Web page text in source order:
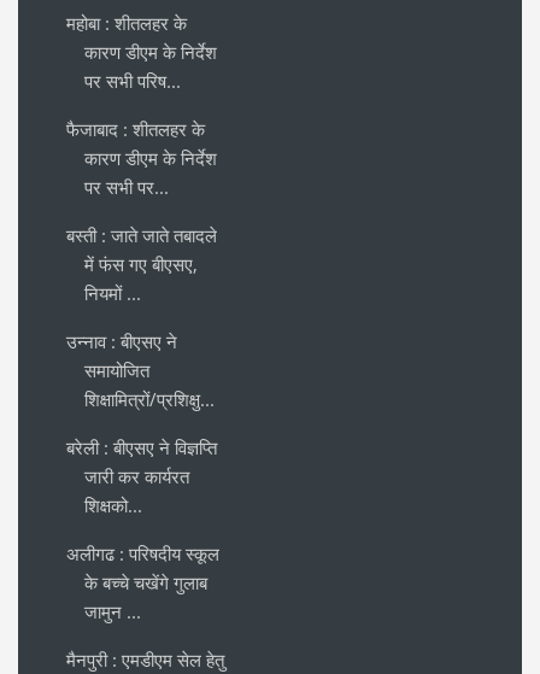
महोबा : शीतलहर के
कारण डीएम के निर्देश
पर सभी परिष...
फैजाबाद : शीतलहर के
कारण डीएम के निर्देश
पर सभी पर...
बस्ती : जाते जाते तबादले
में फंस गए बीएसए,
नियमों ...
उन्नाव : बीएसए ने
समायोजित
शिक्षामित्रों/प्रशिक्षु...
बरेली : बीएसए ने विज्ञप्ति
जारी कर कार्यरत
शिक्षको...
अलीगढ : परिषदीय स्कूल
के बच्चे चखेंगे गुलाब
जामुन ...
मैनपुरी : एमडीएम सेल हेतु